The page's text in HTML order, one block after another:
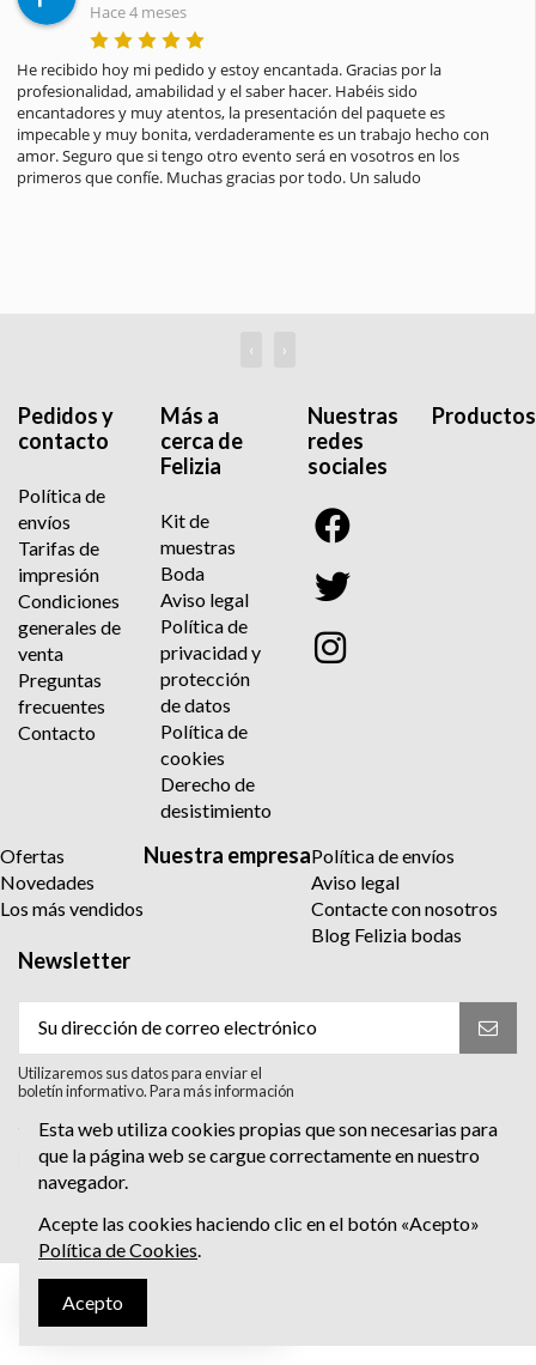
Hace 4 meses
He recibido hoy mi pedido y estoy encantada. Gracias por la
profesionalidad, amabilidad y el saber hacer. Habéis sido
encantadores y muy atentos, la presentación del paquete es
impecable y muy bonita, verdaderamente es un trabajo hecho con
amor. Seguro que si tengo otro evento será en vosotros en los
primeros que confíe. Muchas gracias por todo. Un saludo
‹ ›
Pedidos y
contacto
Política de
envíos
Tarifas de
impresión
Condiciones
generales de
venta
Preguntas
frecuentes
Contacto
Más a
cerca de
Felizia
Kit de
muestras
Boda
Aviso legal
Política de
privacidad y
protección
de datos
Política de
cookies
Derecho de
desistimiento
Nuestras
redes
sociales
Productos
Ofertas
Novedades
Los más vendidos
Nuestra empresaPolítica de envíos
Aviso legal
Contacte con nosotros
Blog Felizia bodas
Newsletter
Utilizaremos sus datos para enviar el
boletín informativo. Para más información
consulte la política de privacidad.
Acepto el tratamiento para enviar el
boletín informativo. He leído y Acepto
política de privacidad
Escríbenos al Whatsapp
Esta web utiliza cookies propias que son necesarias para
que la página web se cargue correctamente en nuestro
navegador.
Acepte las cookies haciendo clic en el botón «Acepto»
Política de Cookies.
Acepto